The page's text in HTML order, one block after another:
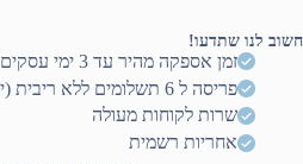
מקלדת
ועכבר
אלחוטיים
חשוב לנו שתדעו!
זמן אספקה מהיר עד 3 ימי עסקים
פריסה ל 6 תשלומים ללא ריבית (יותר? דברו איתנו)
שרות לקוחות מעולה
אחריות רשמית